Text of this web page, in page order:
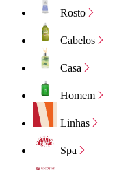
Rosto
Cabelos
Casa
Homem
Linhas
Spa